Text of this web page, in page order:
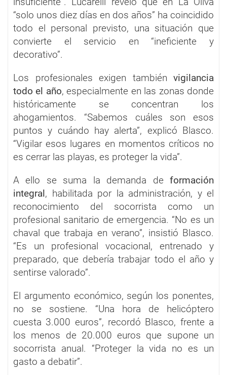
“solo unos diez días en dos años” ha coincidido
todo el personal previsto, una situación que
convierte el servicio en “ineficiente y
decorativo”.
Los profesionales exigen también vigilancia
todo el año, especialmente en las zonas donde
históricamente se concentran los
ahogamientos. “Sabemos cuáles son esos
puntos y cuándo hay alerta”, explicó Blasco.
“Vigilar esos lugares en momentos críticos no
es cerrar las playas, es proteger la vida”.
A ello se suma la demanda de formación
integral, habilitada por la administración, y el
reconocimiento del socorrista como un
profesional sanitario de emergencia. “No es un
chaval que trabaja en verano”, insistió Blasco.
“Es un profesional vocacional, entrenado y
preparado, que debería trabajar todo el año y
sentirse valorado”.
El argumento económico, según los ponentes,
no se sostiene. “Una hora de helicóptero
cuesta 3.000 euros”, recordó Blasco, frente a
los menos de 20.000 euros que supone un
socorrista anual. “Proteger la vida no es un
gasto a debatir”.